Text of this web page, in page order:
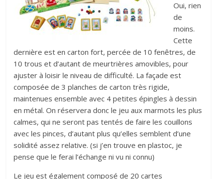
Oui, rien
de
moins.
Cette
dernière est en carton fort, percée de 10 fenêtres, de
10 trous et d’autant de meurtrières amovibles, pour
ajuster à loisir le niveau de difficulté. La façade est
composée de 3 planches de carton très rigide,
maintenues ensemble avec 4 petites épingles à dessin
en métal. On réservera donc le jeu aux marmots les plus
calmes, qui ne seront pas tentés de faire les couillons
avec les pinces, d’autant plus qu’elles semblent d’une
solidité assez relative. (si j’en trouve en plastoc, je
pense que le ferai l’échange ni vu ni connu)
Le jeu est également composé de 20 cartes